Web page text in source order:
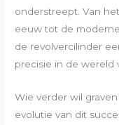
onderstreept. Van
eeuw tot de
de revolvercilinder
precisie in de wereld
Wie verder wil
evolutie van dit